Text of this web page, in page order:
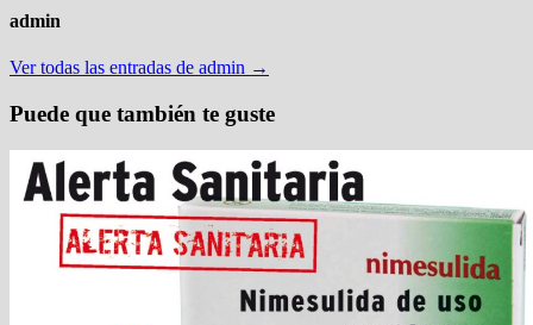
admin
Ver todas las entradas de admin →
Puede que también te guste